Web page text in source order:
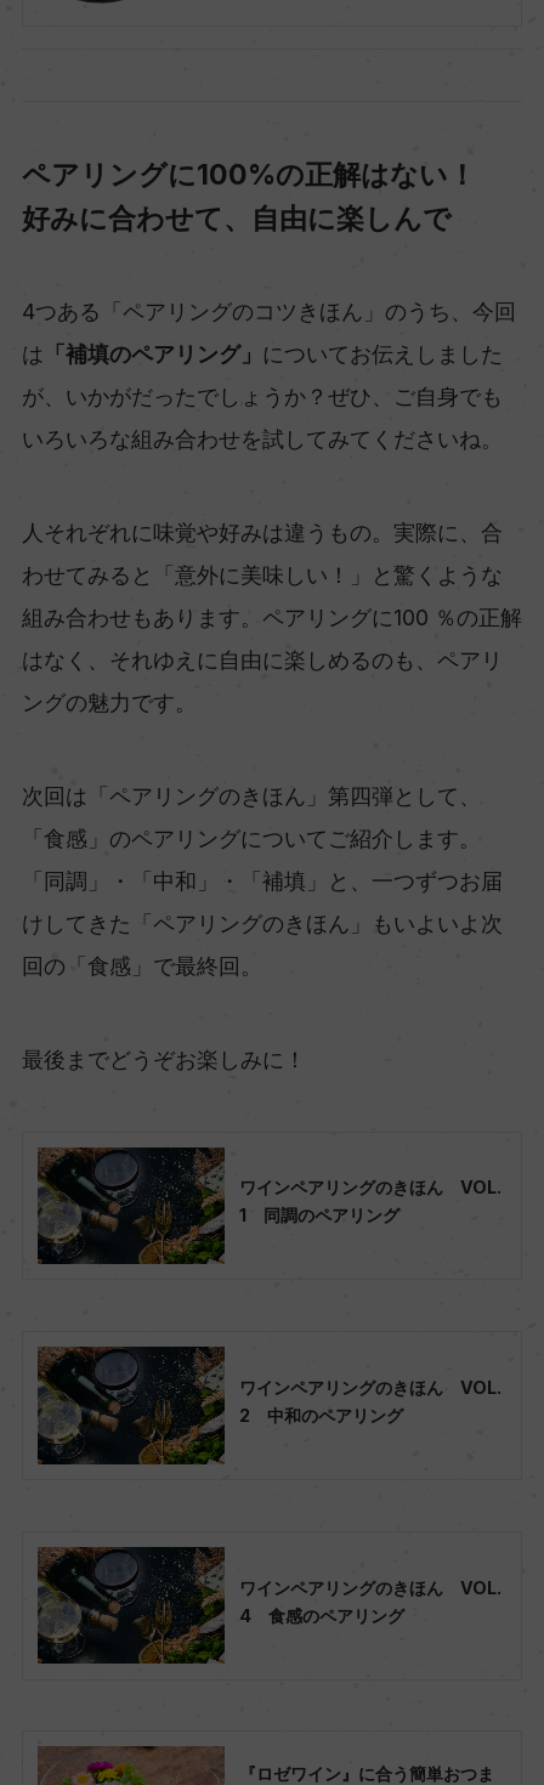
ペアリングに100%の正解はない！
好みに合わせて、自由に楽しんで
4つある「ペアリングのコツきほん」のうち、今回
は 「補填のペアリング」 についてお伝えしました
が、いかがだったでしょうか？ぜひ、ご自身でも
いろいろな組み合わせを試してみてくださいね。
人それぞれに味覚や好みは違うもの。実際に、合
わせてみると「意外に美味しい！」と驚くような
組み合わせもあります。ペアリングに100 ％の正解
はなく、それゆえに自由に楽しめるのも、ペアリ
ングの魅力です。
次回は「ペアリングのきほん」第四弾として、
「食感」のペアリングについてご紹介します。
「同調」・「中和」・「補填」と、一つずつお届
けしてきた「ペアリングのきほん」もいよいよ次
回の「食感」で最終回。
最後までどうぞお楽しみに！
ワインペアリングのきほん VOL.
1 同調のペアリング
ワインペアリングのきほん VOL.
2 中和のペアリング
ワインペアリングのきほん VOL.
4 食感のペアリング
『ロゼワイン』に合う簡単おつま